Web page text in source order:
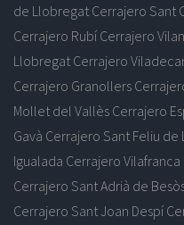
de Llobregat Cerrajero Sant
Cerrajero Rubí Cerrajero
Llobregat Cerrajero
Cerrajero Granollers
Mollet del Vallès Cerrajero
Gavà Cerrajero Sant Feliu
Igualada Cerrajero
Cerrajero Sant Adrià de
Cerrajero Sant Joan Despí